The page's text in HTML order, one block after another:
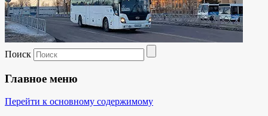
Поиск
Главное меню
Перейти к основному содержимому